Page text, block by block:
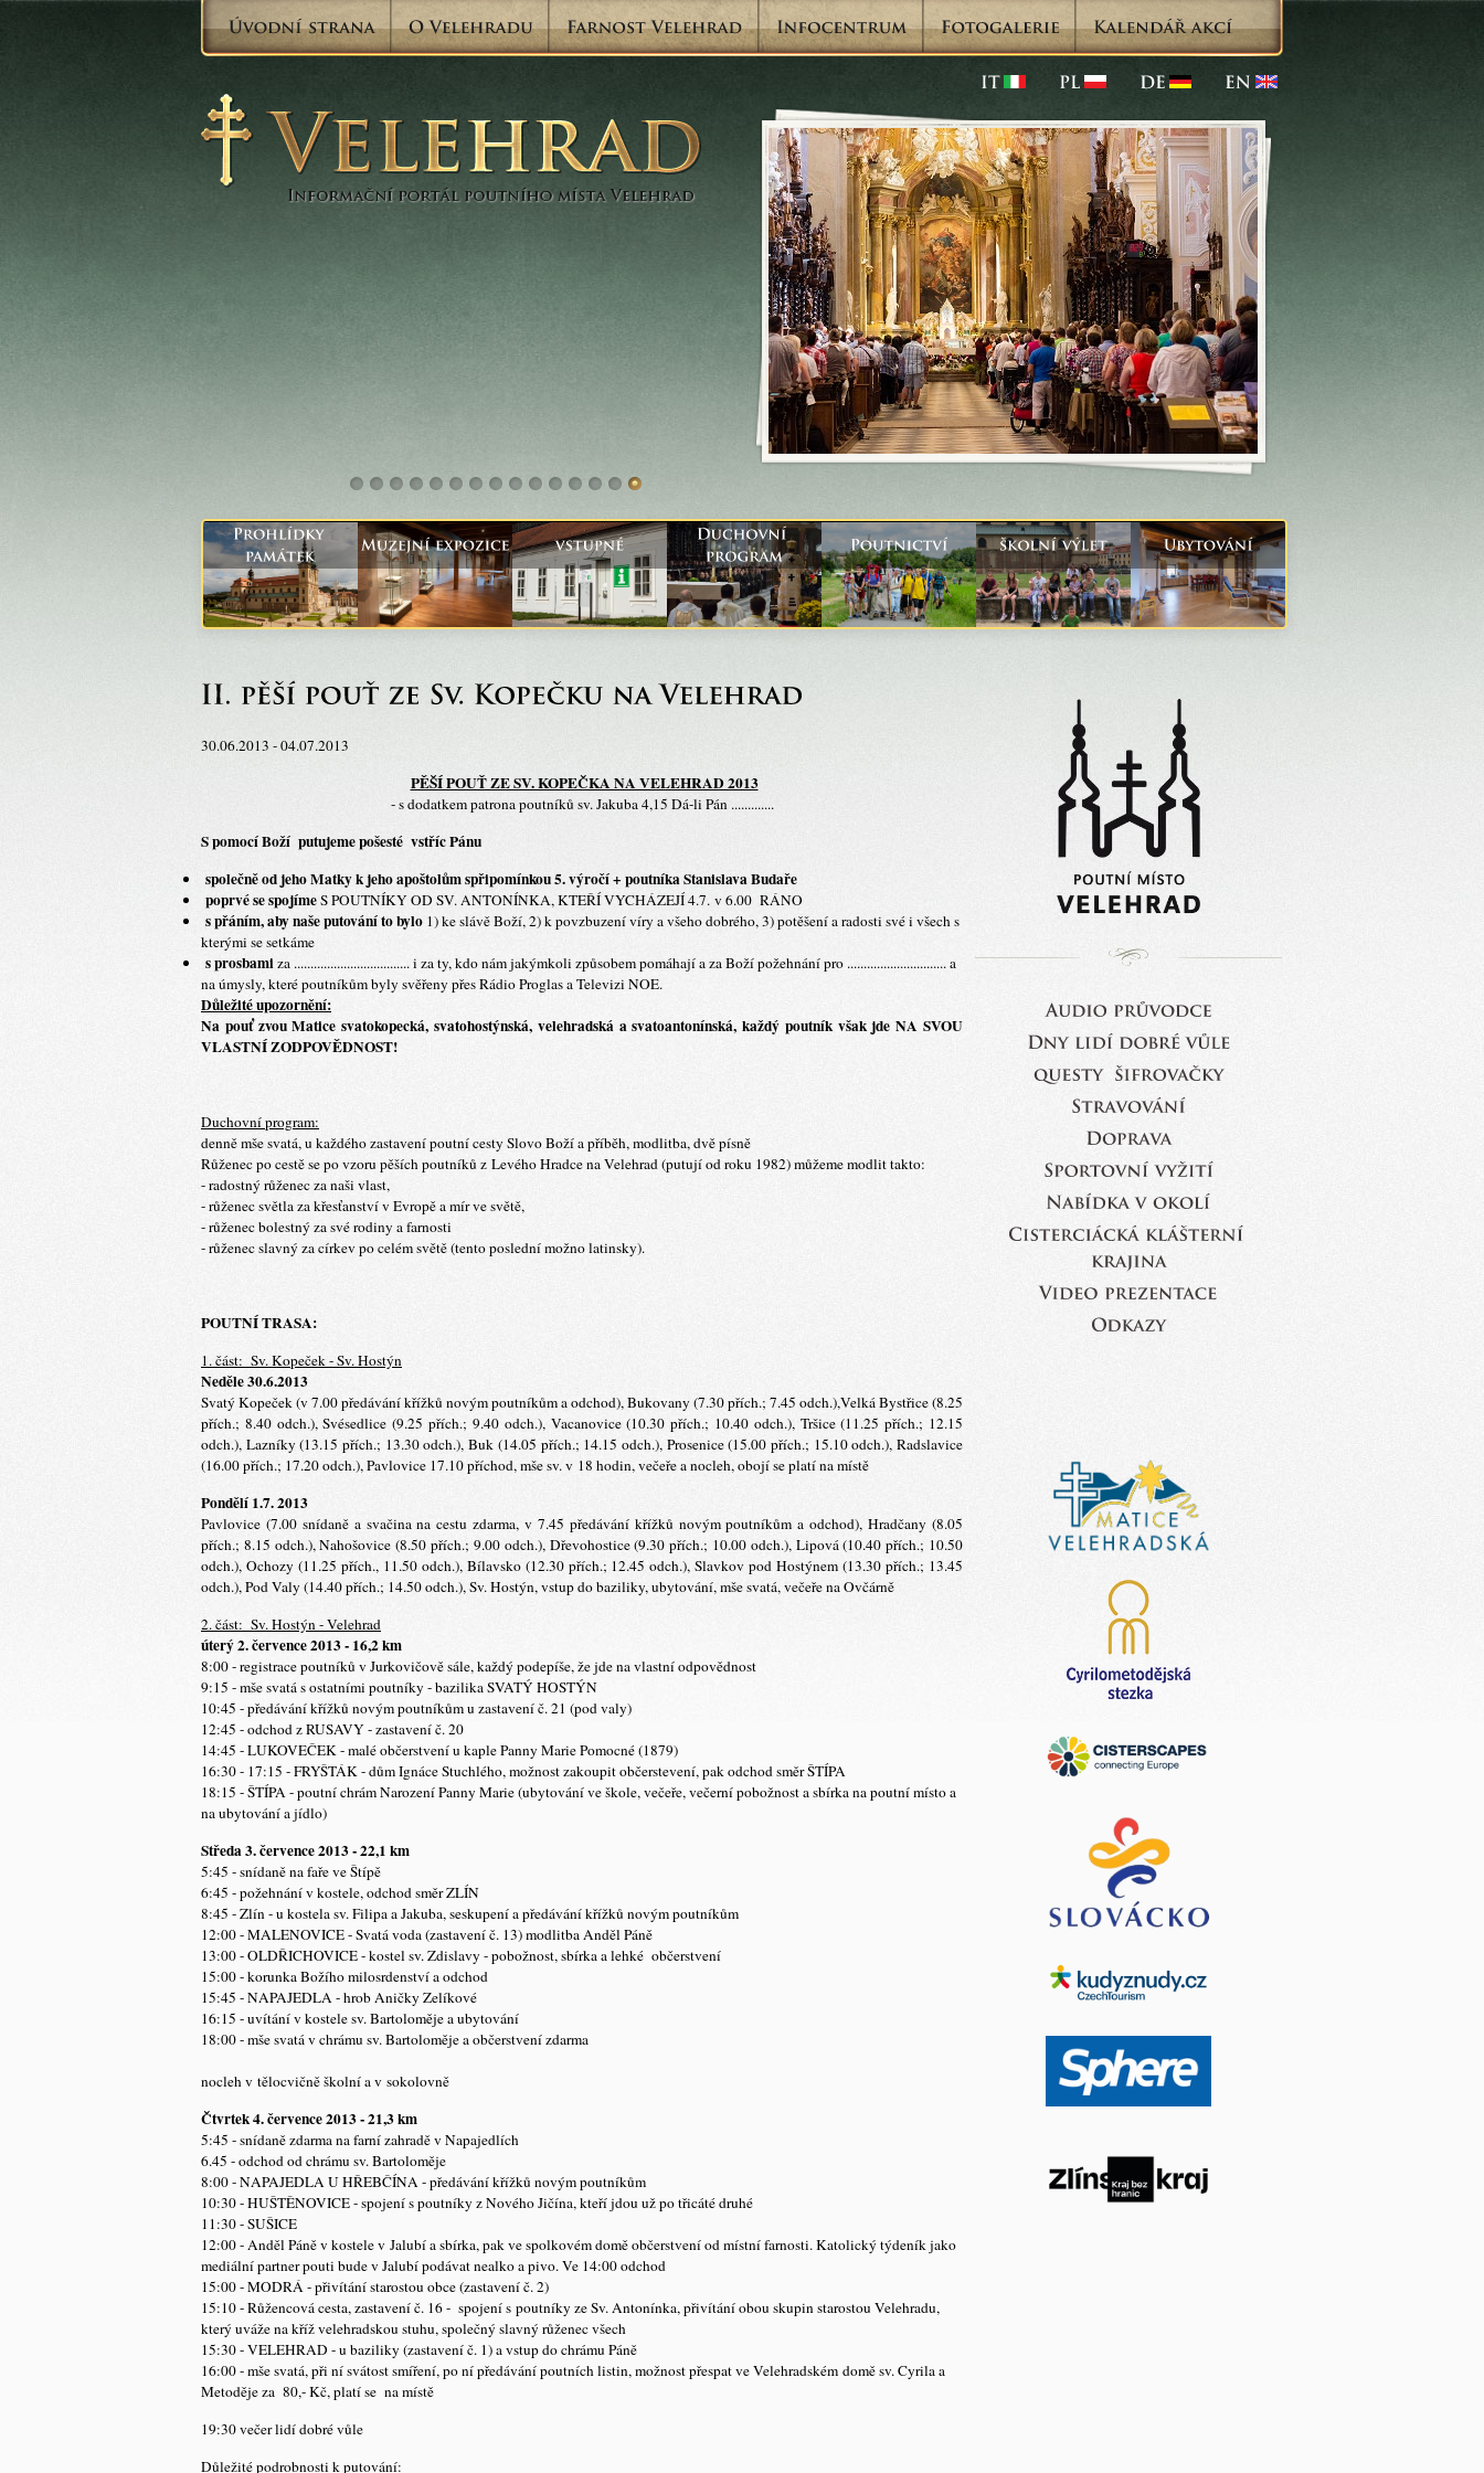
30.06.2013 - 04.07.2013
PĚŠÍ POUŤ ZE SV. KOPEČKA NA VELEHRAD 2013
- s dodatkem patrona poutníků sv. Jakuba 4,15 Dá-li Pán .............
S pomocí Boží putujeme pošesté vstříc Pánu
společně od jeho Matky k jeho apoštolům spřipomínkou 5. výročí + poutníka Stanislava Budaře
poprvé se spojímeS POUTNÍKY OD SV. ANTONÍNKA, KTEŘÍ VYCHÁZEJÍ 4.7. v 6.00 RÁNO
s přáním, aby naše putování to bylo 1) ke slávě Boží, 2) k povzbuzení víry a všeho dobrého, 3) potěšení a radosti své i všech s
kterými se setkáme
s prosbamiza ................................... i za ty, kdo nám jakýmkoli způsobem pomáhají a za Boží požehnání pro .............................. a
na úmysly, které poutníkům byly svěřeny přes Rádio Proglas a Televizi NOE.
Důležité upozornění:
Na pouť zvou Matice svatokopecká, svatohostýnská, velehradská a svatoantonínská, každý poutník však jde NA SVOU
VLASTNÍ ZODPOVĚDNOST!
Duchovní program:
denně mše svatá, u každého zastavení poutní cesty Slovo Boží a příběh, modlitba, dvě písně
Růženec po cestě se po vzoru pěších poutníků z Levého Hradce na Velehrad (putují od roku 1982) můžeme modlit takto:
- radostný růženec za naši vlast,
- růženec světla za křesťanství v Evropě a mír ve světě,
- růženec bolestný za své rodiny a farnosti
- růženec slavný za církev po celém světě (tento poslední možno latinsky).
POUTNÍ TRASA:
1. část: Sv. Kopeček - Sv. Hostýn
Neděle 30.6.2013
Svatý Kopeček (v 7.00 předávání křížků novým poutníkům a odchod), Bukovany (7.30 přích.; 7.45 odch.),Velká Bystřice (8.25
přích.; 8.40 odch.), Svésedlice (9.25 přích.; 9.40 odch.), Vacanovice (10.30 přích.; 10.40 odch.), Tršice (11.25 přích.; 12.15
odch.), Lazníky (13.15 přích.; 13.30 odch.), Buk (14.05 přích.; 14.15 odch.), Prosenice (15.00 přích.; 15.10 odch.), Radslavice
(16.00 přích.; 17.20 odch.), Pavlovice 17.10 příchod, mše sv. v 18 hodin, večeře a nocleh, obojí se platí na místě
Pondělí 1.7. 2013
Pavlovice (7.00 snídaně a svačina na cestu zdarma, v 7.45 předávání křížků novým poutníkům a odchod), Hradčany (8.05
přích.; 8.15 odch.), Nahošovice (8.50 přích.; 9.00 odch.), Dřevohostice (9.30 přích.; 10.00 odch.), Lipová (10.40 přích.; 10.50
odch.), Ochozy (11.25 přích., 11.50 odch.), Bílavsko (12.30 přích.; 12.45 odch.), Slavkov pod Hostýnem (13.30 přích.; 13.45
odch.), Pod Valy (14.40 přích.; 14.50 odch.), Sv. Hostýn, vstup do baziliky, ubytování, mše svatá, večeře na Ovčárně
2. část: Sv. Hostýn - Velehrad
úterý 2. července 2013 - 16,2 km
8:00 - registrace poutníků v Jurkovičově sále, každý podepíše, že jde na vlastní odpovědnost
9:15 - mše svatá s ostatními poutníky - bazilika SVATÝ HOSTÝN
10:45 - předávání křížků novým poutníkům u zastavení č. 21 (pod valy)
12:45 - odchod z RUSAVY - zastavení č. 20
14:45 - LUKOVEČEK - malé občerstvení u kaple Panny Marie Pomocné (1879)
16:30 - 17:15 - FRYŠTÁK - dům Ignáce Stuchlého, možnost zakoupit občerstevení, pak odchod směr ŠTÍPA
18:15 - ŠTÍPA - poutní chrám Narození Panny Marie (ubytování ve škole, večeře, večerní pobožnost a sbírka na poutní místo a
na ubytování a jídlo)
Středa 3. července 2013 - 22,1 km
5:45 - snídaně na faře ve Štípě
6:45 - požehnání v kostele, odchod směr ZLÍN
8:45 - Zlín - u kostela sv. Filipa a Jakuba, seskupení a předávání křížků novým poutníkům
12:00 - MALENOVICE - Svatá voda (zastavení č. 13) modlitba Anděl Páně
13:00 - OLDŘICHOVICE - kostel sv. Zdislavy - pobožnost, sbírka a lehké občerstvení
15:00 - korunka Božího milosrdenství a odchod
15:45 - NAPAJEDLA - hrob Aničky Zelíkové
16:15 - uvítání v kostele sv. Bartoloměje a ubytování
18:00 - mše svatá v chrámu sv. Bartoloměje a občerstvení zdarma
nocleh v tělocvičně školní a v sokolovně
Čtvrtek 4. července 2013 - 21,3 km
5:45 - snídaně zdarma na farní zahradě v Napajedlích
6.45 - odchod od chrámu sv. Bartoloměje
8:00 - NAPAJEDLA U HŘEBČÍNA - předávání křížků novým poutníkům
10:30 - HUŠTĚNOVICE - spojení s poutníky z Nového Jičína, kteří jdou už po třicáté druhé
11:30 - SUŠICE
12:00 - Anděl Páně v kostele v Jalubí a sbírka, pak ve spolkovém domě občerstvení od místní farnosti. Katolický týdeník jako
mediální partner pouti bude v Jalubí podávat nealko a pivo. Ve 14:00 odchod
15:00 - MODRÁ - přivítání starostou obce (zastavení č. 2)
15:10 - Růžencová cesta, zastavení č. 16 - spojení s poutníky ze Sv. Antonínka, přivítání obou skupin starostou Velehradu,
který uváže na kříž velehradskou stuhu, společný slavný růženec všech
15:30 - VELEHRAD - u baziliky (zastavení č. 1) a vstup do chrámu Páně
16:00 - mše svatá, při ní svátost smíření, po ní předávání poutních listin, možnost přespat ve Velehradském domě sv. Cyrila a
Metoděje za 80,- Kč, platí se na místě
19:30 večer lidí dobré vůle
Důležité podrobnosti k putování: